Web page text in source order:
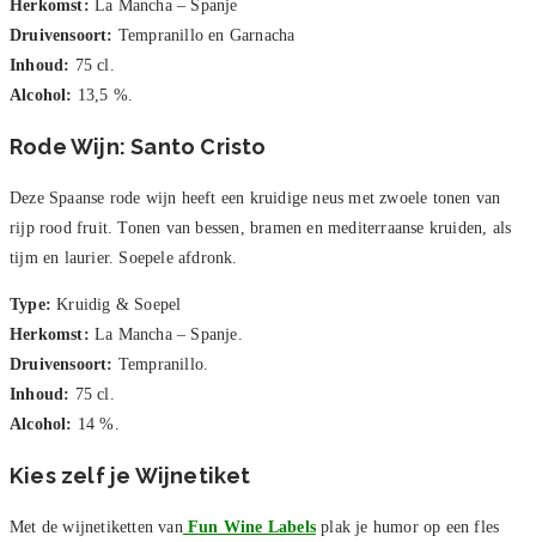
Herkomst: La Mancha – Spanje
Druivensoort: Tempranillo en Garnacha
Inhoud: 75 cl.
Alcohol: 13,5 %.
Rode Wijn: Santo Cristo
Deze Spaanse rode wijn heeft een kruidige neus met zwoele tonen van
rijp rood fruit. Tonen van bessen, bramen en mediterraanse kruiden, als
tijm en laurier. Soepele afdronk.
Type: Kruidig & Soepel
Herkomst: La Mancha – Spanje.
Druivensoort: Tempranillo.
Inhoud: 75 cl.
Alcohol: 14 %.
Kies zelf je Wijnetiket
Met de wijnetiketten vanFun Wine Labels plak je humor op een fles